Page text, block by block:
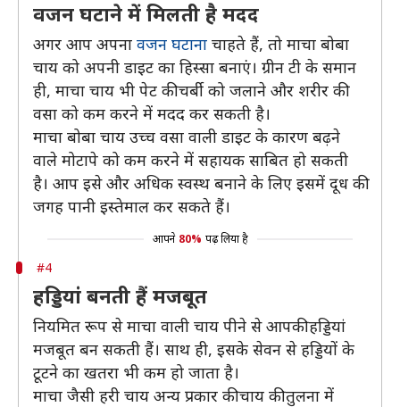
वजन घटाने में मिलती है मदद
अगर आप अपना वजन घटाना चाहते हैं, तो माचा बोबा
चाय को अपनी डाइट का हिस्सा बनाएं। ग्रीन टी के समान
ही, माचा चाय भी पेट की चर्बी को जलाने और शरीर की
वसा को कम करने में मदद कर सकती है।
माचा बोबा चाय उच्च वसा वाली डाइट के कारण बढ़ने
वाले मोटापे को कम करने में सहायक साबित हो सकती
है। आप इसे और अधिक स्वस्थ बनाने के लिए इसमें दूध की
जगह पानी इस्तेमाल कर सकते हैं।
आपने 80% पढ़ लिया है
#4
हड्डियां बनती हैं मजबूत
नियमित रूप से माचा वाली चाय पीने से आपकी हड्डियां
मजबूत बन सकती हैं। साथ ही, इसके सेवन से हड्डियों के
टूटने का खतरा भी कम हो जाता है।
माचा जैसी हरी चाय अन्य प्रकार की चाय की तुलना में